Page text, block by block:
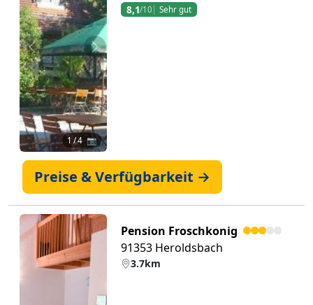
Zurück Weiter
1 / 4 📷
8,1/10 Sehr gut
Preise & Verfügbarkeit →
Pension Froschkonig
91353 Heroldsbach
3.7km